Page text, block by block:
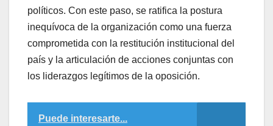
políticos. Con este paso, se ratifica la postura
inequívoca de la organización como una fuerza
comprometida con la restitución institucional del
país y la articulación de acciones conjuntas con
los liderazgos legítimos de la oposición.
Puede interesarte...